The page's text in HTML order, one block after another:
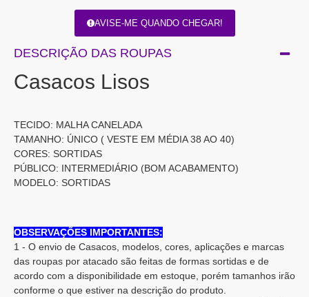
AVISE-ME QUANDO CHEGAR!
DESCRIÇÃO DAS ROUPAS
Casacos Lisos
TECIDO: MALHA CANELADA
TAMANHO: ÚNICO ( VESTE EM MÉDIA 38 AO 40)
CORES: SORTIDAS
PÚBLICO: INTERMEDIÁRIO (BOM ACABAMENTO)
MODELO: SORTIDAS
OBSERVAÇÕES IMPORTANTES:
1 - O envio de Casacos, modelos, cores, aplicações e marcas
das roupas por atacado são feitas de formas sortidas e de
acordo com a disponibilidade em estoque, porém tamanhos irão
conforme o que estiver na descrição do produto.